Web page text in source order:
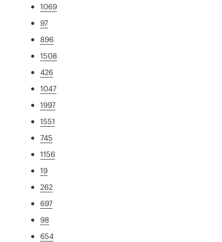
1069
97
896
1508
426
1047
1997
1551
745
1156
19
262
697
98
654